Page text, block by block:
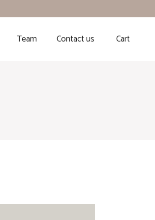
Team Contact us Cart